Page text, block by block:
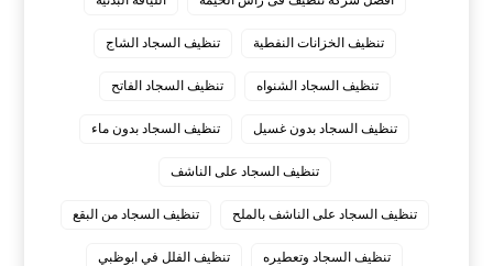
تنظيف الخزانات النفطية تنظيف السجاد الشاج
تنظيف السجاد الشنواه تنظيف السجاد الفاتح
تنظيف السجاد بدون غسيل تنظيف السجاد بدون ماء
تنظيف السجاد على الناشف
تنظيف السجاد على الناشف بالملح تنظيف السجاد من البقع
تنظيف السجاد وتعطيره تنظيف الفلل في ابوظبي